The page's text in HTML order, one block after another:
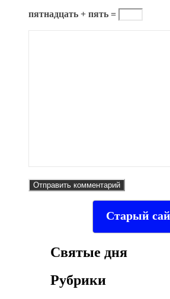
пятнадцать + пять =
Старый
Святые дня
Рубрики